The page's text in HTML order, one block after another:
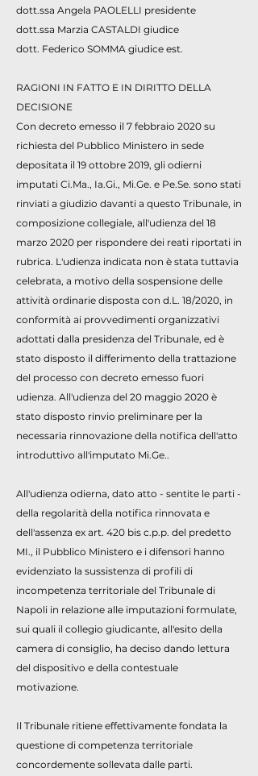
dott.ssa Angela PAOLELLI presidente
dott.ssa Marzia CASTALDI giudice
dott. Federico SOMMA giudice est.
RAGIONI IN FATTO E IN DIRITTO DELLA
DECISIONE
Con decreto emesso il 7 febbraio 2020 su
richiesta del Pubblico Ministero in sede
depositata il 19 ottobre 2019, gli odierni
imputati Ci.Ma., Ia.Gi., Mi.Ge. e Pe.Se. sono stati
rinviati a giudizio davanti a questo Tribunale, in
composizione collegiale, all'udienza del 18
marzo 2020 per rispondere dei reati riportati in
rubrica. L'udienza indicata non è stata tuttavia
celebrata, a motivo della sospensione delle
attività ordinarie disposta con d.L. 18/2020, in
conformità ai provvedimenti organizzativi
adottati dalla presidenza del Tribunale, ed è
stato disposto il differimento della trattazione
del processo con decreto emesso fuori
udienza. All'udienza del 20 maggio 2020 è
stato disposto rinvio preliminare per la
necessaria rinnovazione della notifica dell'atto
introduttivo all'imputato Mi.Ge..
All'udienza odierna, dato atto - sentite le parti -
della regolarità della notifica rinnovata e
dell'assenza ex art. 420 bis c.p.p. del predetto
MI., il Pubblico Ministero e i difensori hanno
evidenziato la sussistenza di profili di
incompetenza territoriale del Tribunale di
Napoli in relazione alle imputazioni formulate,
sui quali il collegio giudicante, all'esito della
camera di consiglio, ha deciso dando lettura
del dispositivo e della contestuale
motivazione.
Il Tribunale ritiene effettivamente fondata la
questione di competenza territoriale
concordemente sollevata dalle parti.